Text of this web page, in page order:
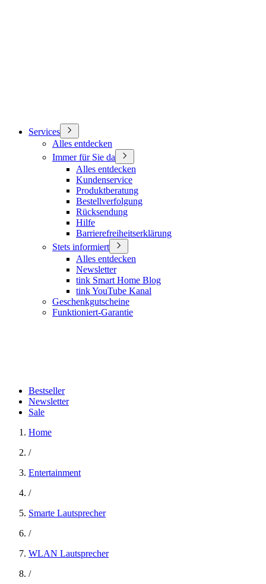
Services
Alles entdecken
Immer für Sie da
Alles entdecken
Kundenservice
Produktberatung
Bestellverfolgung
Rücksendung
Hilfe
Barrierefreiheitserklärung
Stets informiert
Alles entdecken
Newsletter
tink Smart Home Blog
tink YouTube Kanal
Geschenkgutscheine
Funktioniert-Garantie
Bestseller
Newsletter
Sale
Home
/
Entertainment
/
Smarte Lautsprecher
/
WLAN Lautsprecher
/